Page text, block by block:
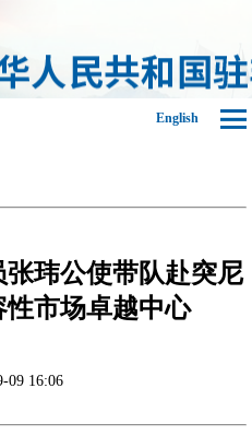
English
玮公使带队赴突尼
市场卓越中心
09 16:06